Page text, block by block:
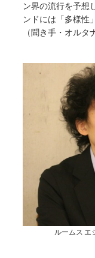
ン界の流行を予想
ンドには「多様性
（聞き手・オルタ
ルームス エ